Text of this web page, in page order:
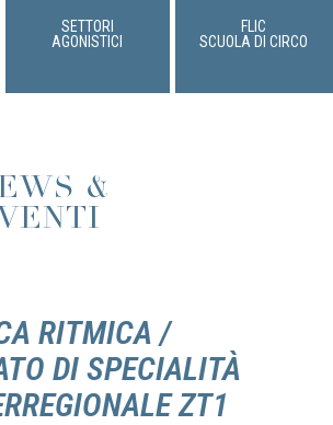
SETTORI
AGONISTICI
FLIC
SCUOLA DI CIRCO
&
RITMICA /
DI SPECIALITÀ
ZT1